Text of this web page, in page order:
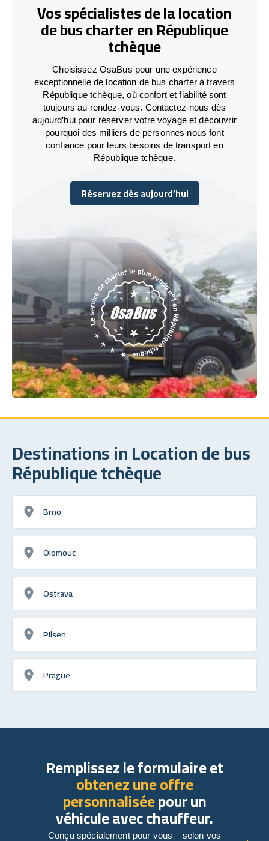
Vos spécialistes de la location
de bus charter en République
tchèque
Choisissez OsaBus pour une expérience
exceptionnelle de location de bus charter à travers
République tchèque, où confort et fiabilité sont
toujours au rendez-vous. Contactez-nous dès
aujourd’hui pour réserver votre voyage et découvrir
pourquoi des milliers de personnes nous font
confiance pour leurs besoins de transport en
République tchèque.
Réservez dès aujourd’hui
Réservez dès aujourd’hui
Destinations in Location de bus
République tchèque
Brno
Olomouc
Ostrava
Pilsen
Prague
Remplissez le formulaire et
obtenez une offre
personnaliséepour un
véhicule avec chauffeur.
Conçu spécialement pour vous – selon vos